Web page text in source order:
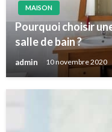
MAISON
Pourquoi choisir
salle de bain ?
admin 10 novembre 2020